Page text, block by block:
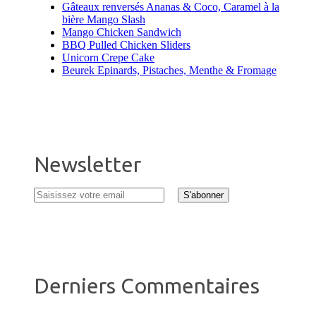
Gâteaux renversés Ananas & Coco, Caramel à la
bière Mango Slash
Mango Chicken Sandwich
BBQ Pulled Chicken Sliders
Unicorn Crepe Cake
Beurek Epinards, Pistaches, Menthe & Fromage
Newsletter
Derniers Commentaires